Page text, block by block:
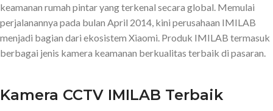
keamanan rumah pintar yang terkenal secara global. Memulai
perjalanannya pada bulan April 2014, kini perusahaan IMILAB
menjadi bagian dari ekosistem Xiaomi. Produk IMILAB termasuk
berbagai jenis kamera keamanan berkualitas terbaik di pasaran.
Kamera CCTV IMILAB Terbaik